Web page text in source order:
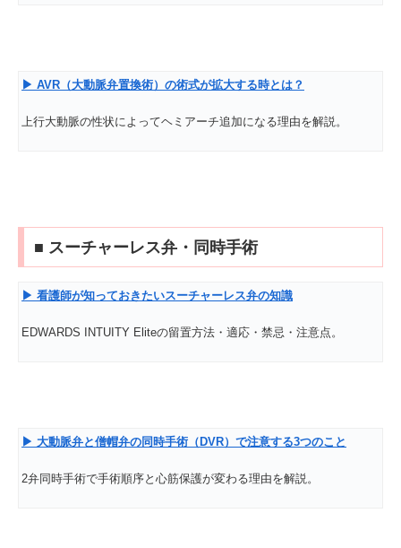
▶ AVR （大動脈弁置換術）の術式が拡大する時とは？
上行大動脈の性状によってヘミアーチ追加になる理由を解説。
■ スーチャーレス弁・同時手術
▶ 看護師が知っておきたいスーチャーレス弁の知識
EDWARDS INTUITY Eliteの留置方法・適応・禁忌・注意点。
▶ 大動脈弁と僧帽弁の同時手術（DVR）で注意する3つのこと
2弁同時手術で手術順序と心筋保護が変わる理由を解説。